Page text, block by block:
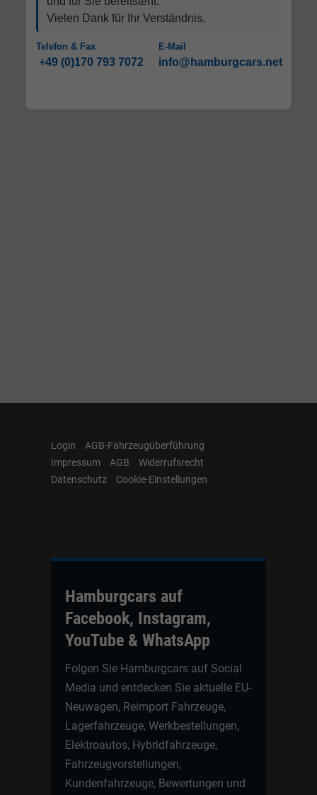
Vielen Dank für Ihr Verständnis.
Telefon & Fax
+49 (0)170 793 7072
E-Mail
info@hamburgcars.net
Login
AGB-Fahrzeugüberführung
Impressum
AGB
Widerrufsrecht
Datenschutz
Cookie-Einstellungen
Hamburgcars auf
Facebook, Instagram,
YouTube & WhatsApp
Folgen Sie Hamburgcars auf Social
Media und entdecken Sie aktuelle EU-
Neuwagen, Reimport Fahrzeuge,
Lagerfahrzeuge, Werkbestellungen,
Elektroautos, Hybridfahrzeuge,
Fahrzeugvorstellungen,
Kundenfahrzeuge, Bewertungen und